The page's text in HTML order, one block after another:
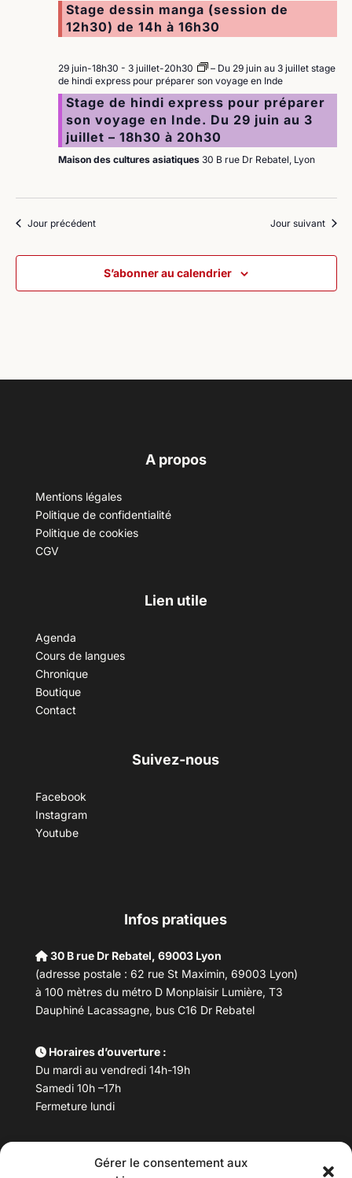
Gérer le consentement aux
Stage dessin manga (session de
12h30) de 14h à 16h30
29 juin-18h30 - 3 juillet-20h30
– Du 29 juin au 3 juillet stage
de hindi express pour préparer son voyage en Inde
Stage de hindi express pour préparer
son voyage en Inde. Du 29 juin au 3
juillet – 18h30 à 20h30
Maison des cultures asiatiques 30 B rue Dr Rebatel, Lyon
Jour précédent Jour suivant
S’abonner au calendrier
A propos
Mentions légales
Politique de confidentialité
Politique de cookies
CGV
Lien utile
Agenda
Cours de langues
Chronique
Boutique
Contact
Suivez-nous
Facebook
Instagram
Youtube
Infos pratiques
30 B rue Dr Rebatel, 69003 Lyon
(adresse postale : 62 rue St Maximin, 69003 Lyon)
à 100 mètres du métro D Monplaisir Lumière, T3
Dauphiné Lacassagne, bus C16 Dr Rebatel
Horaires d’ouverture :
Du mardi au vendredi 14h-19h
Samedi 10h –17h
Fermeture lundi
maisondesculturesasiatiques@asiexpo.com